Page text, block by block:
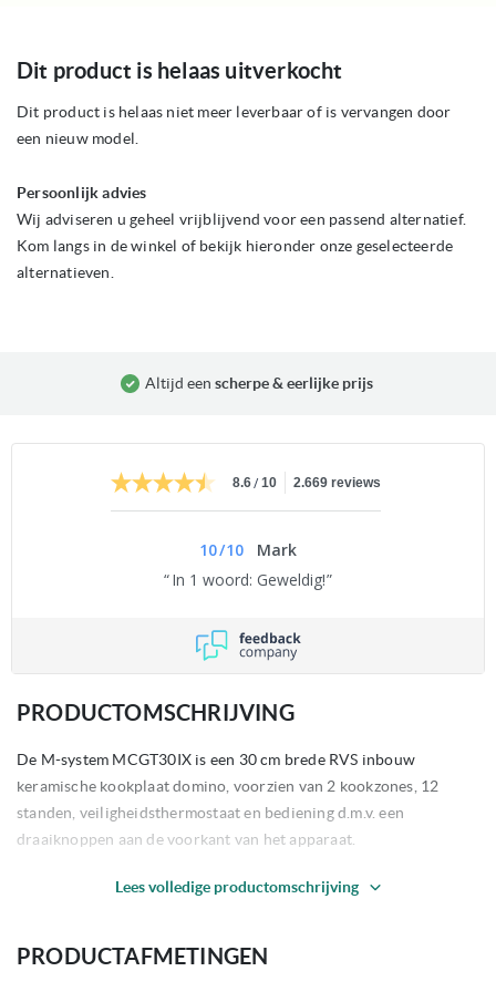
naar
begin
van
Dit product is helaas uitverkocht
Dit product is helaas niet meer leverbaar of is vervangen door
een nieuw model.
Persoonlijk advies
Wij adviseren u geheel vrijblijvend voor een passend alternatief.
Kom langs in de winkel of bekijk hieronder onze geselecteerde
alternatieven.
Altijd een scherpe & eerlijke prijs
8.6/ 10 2.669 reviews
10/10
Mark
In 1 woord: Geweldig!
PRODUCTOMSCHRIJVING
De M-system MCGT30IX is een 30 cm brede RVS inbouw
keramische kookplaat domino, voorzien van 2 kookzones, 12
standen, veiligheidsthermostaat en bediening d.m.v. een
draaiknoppen aan de voorkant van het apparaat.
Restant Modellen betreffen ongebruikte apparaten met volledige
binnenkomst controleren wij deze op cosmetische schade zoals
Lees volledige productomschrijving
PRODUCTAFMETINGEN